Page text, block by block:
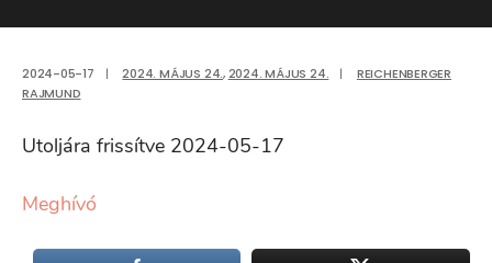
2024-05-17 | 2024. MÁJUS 24.,2024. MÁJUS 24. |
REICHENBERGER
RAJMUND
Utoljára frissítve 2024-05-17
Meghívó